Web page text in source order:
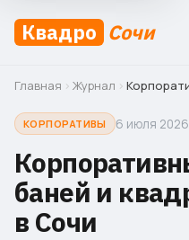
Квадро Сочи
Главная › Журнал ›
КОРПОРАТИВЫ 6 июля 2026
баней и
в Сочи